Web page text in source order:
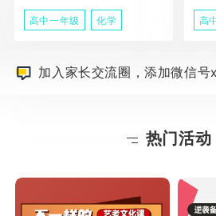
高中一年级 化学 高
加入家长交流圈，添加微信
热门活动